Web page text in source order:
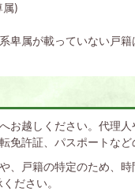
属)
卑属が載っていない戸籍
お越しください。代理
免許証、パスポートな
、戸籍の特定のため、
ださい。